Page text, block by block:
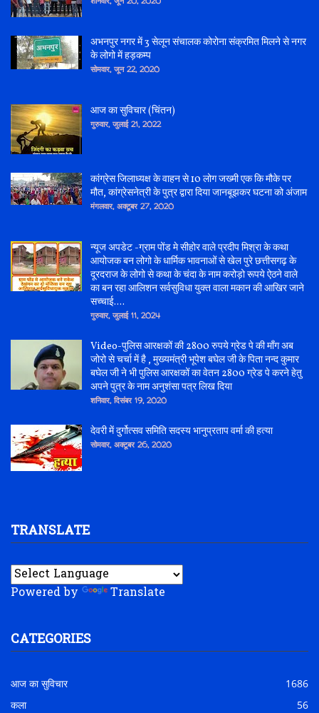
अभनपुर नगर में 3 सेलून संचालक कोरोना संक्रमित मिलने से नगर
के लोगो में हड़कम्प
सोमवार, जून 22, 2020
आज का सुविचार (चिंतन)
गुरुवार, जुलाई 21, 2022
कांग्रेस जिलाध्यक्ष के वाहन से 10 लोग जख्मी एक कि मौके पर
मौत, कांग्रेसनेत्री के पुत्र द्वारा दिया जानबूझकर घटना को अंजाम
मंगलवार, अक्टूबर 27, 2020
न्यूज अपडेट -ग्राम पोंड मे सीहोर वाले प्रदीप मिश्रा के कथा
आयोजक बन लोगो के धार्मिक भावनाओं से खेल पुरे छत्तीसगढ़ के
दूरदराज के लोगो से कथा के चंदा के नाम करोड़ो रूपये ऐठने वाले
का बन रहा आलिशन सर्वसुविधा युक्त वाला मकान की आखिर जाने
सच्चाई....
गुरुवार, जुलाई 11, 2024
Video-पुलिस आरक्षकों की 2800 रुपये ग्रेड पे की माँग अब
जोरो से चर्चा में है , मुख्यमंत्री भूपेश बघेल जी के पिता नन्द कुमार
बघेल जी ने भी पुलिस आरक्षकों का वेतन 2800 ग्रेड पे करने हेतु
अपने पुत्र के नाम अनुशंसा पत्र लिख दिया
शनिवार, दिसंबर 19, 2020
देवरी में दुर्गोत्सव समिति सदस्य भानुप्रताप वर्मा की हत्या
सोमवार, अक्टूबर 26, 2020
TRANSLATE
Powered by Translate
CATEGORIES
आज का सुविचार
1686
कला
56